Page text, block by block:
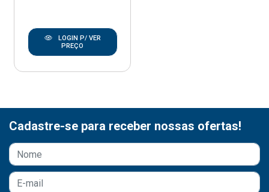
LOGIN P/ VER
PREÇO
Cadastre-se para receber nossas ofertas!